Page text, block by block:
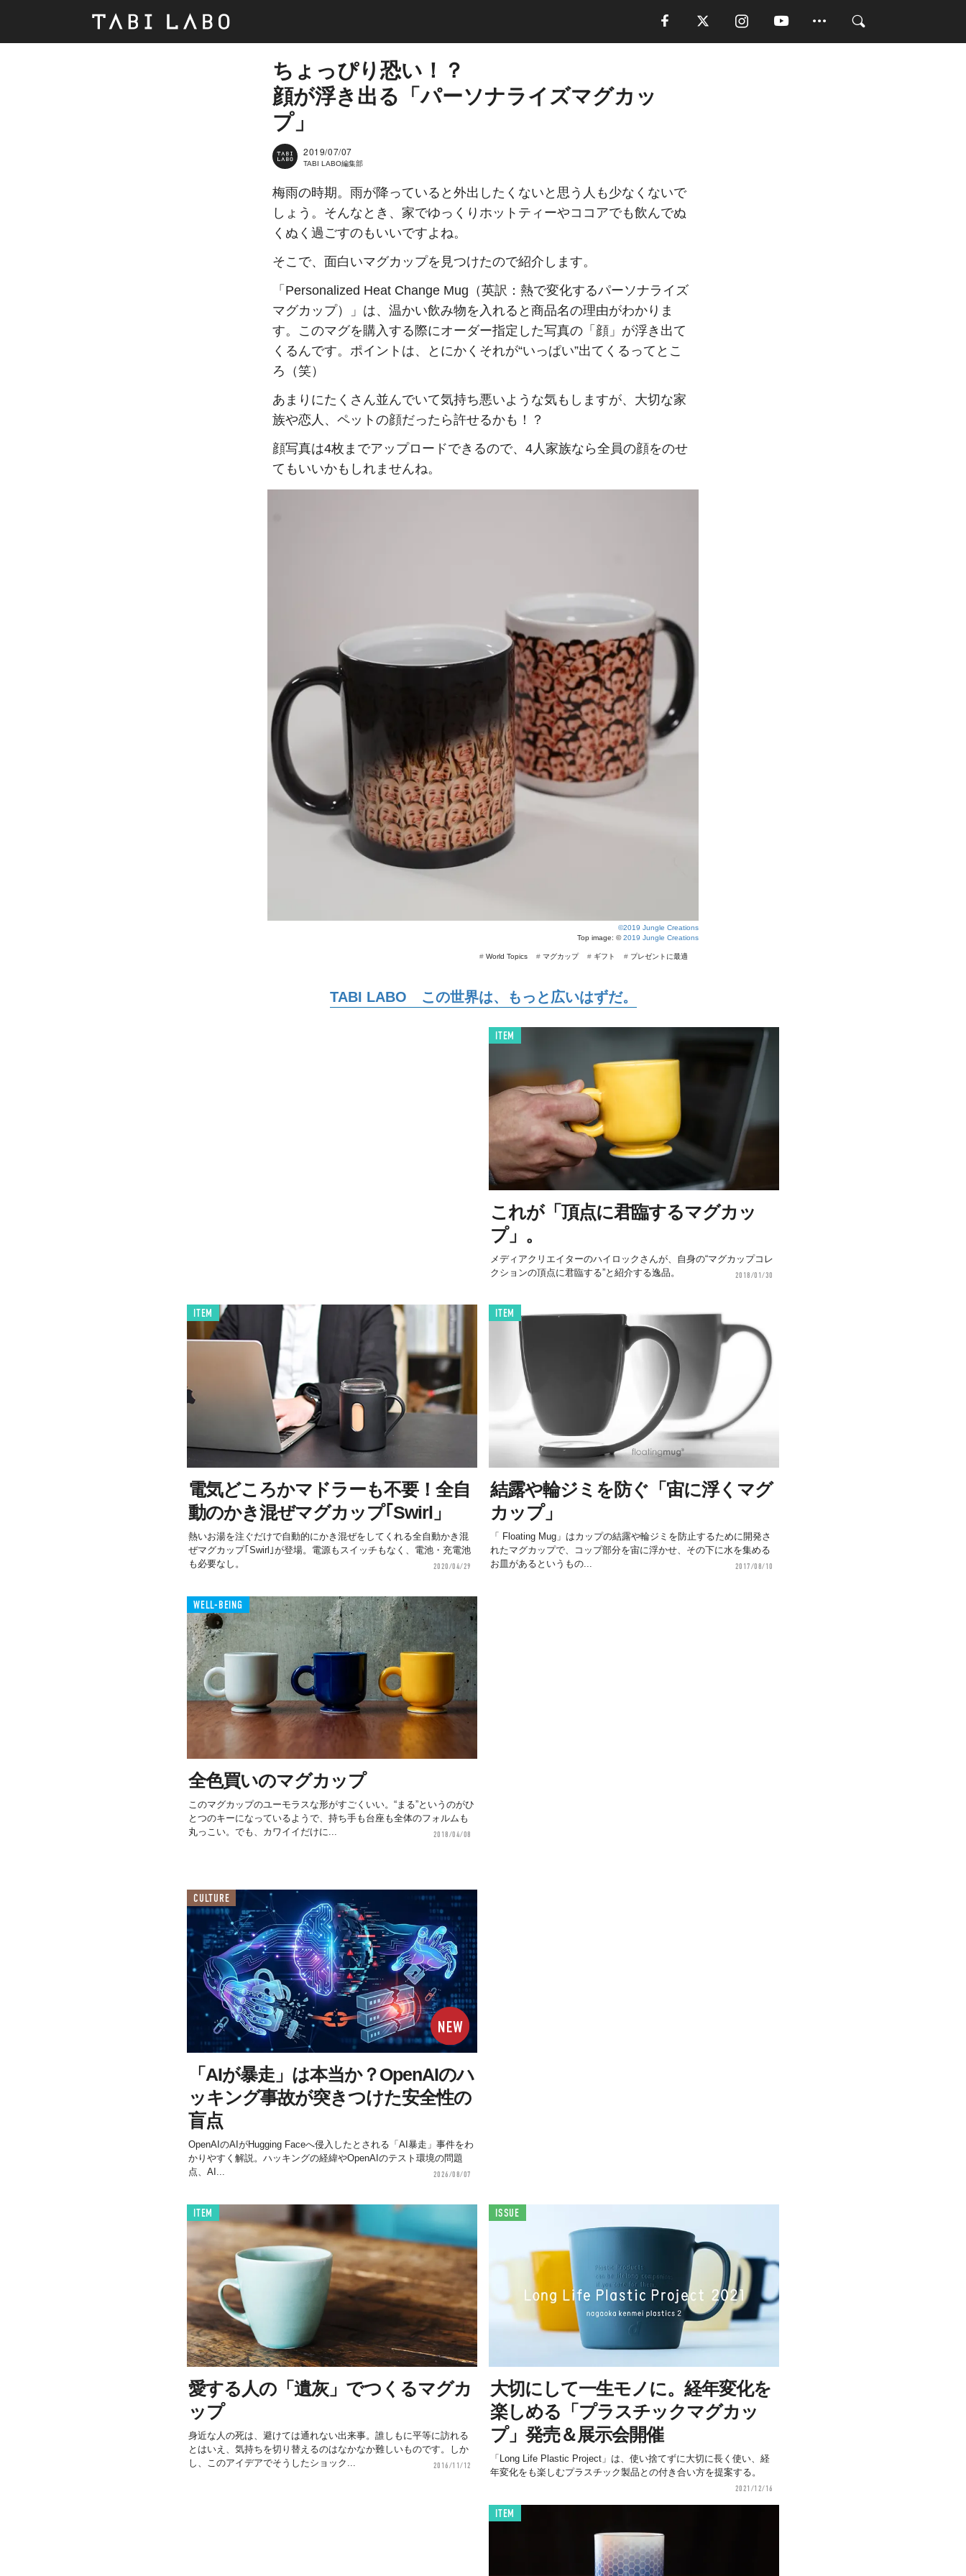
ちょっぴり恐い！？
顔が浮き出る「パーソナライズマグカッ
プ」
2019/07/07
TABI LABO編集部
梅雨の時期。雨が降っていると外出したくないと思う人も少なくないで
しょう。そんなとき、家でゆっくりホットティーやココアでも飲んでぬ
くぬく過ごすのもいいですよね。
そこで、面白いマグカップを見つけたので紹介します。
「Personalized Heat Change Mug（英訳：熱で変化するパーソナライズ
マグカップ）」は、温かい飲み物を入れると商品名の理由がわかりま
す。このマグを購入する際にオーダー指定した写真の「顔」が浮き出て
くるんです。ポイントは、とにかくそれが“いっぱい”出てくるってとこ
ろ（笑）
あまりにたくさん並んでいて気持ち悪いような気もしますが、大切な家
族や恋人、ペットの顔だったら許せるかも！？
顔写真は4枚までアップロードできるので、4人家族なら全員の顔をのせ
てもいいかもしれませんね。
©2019 Jungle Creations
Top image: ©2019 Jungle Creations
# プレゼントに最適
# ギフト
# マグカップ
# World Topics
TABI LABO この世界は、もっと広いはずだ。
ITEM
これが「頂点に君臨するマグカッ
プ」。
メディアクリエイターのハイロックさんが、自身の“マグカップコレ
クションの頂点に君臨する”と紹介する逸品。
2018/01/30
ITEM
電気どころかマドラーも不要！全自
動のかき混ぜマグカップ｢Swirl」
熱いお湯を注ぐだけで自動的にかき混ぜをしてくれる全自動かき混
ぜマグカップ｢Swirl｣が登場。電源もスイッチもなく、電池・充電池
も必要なし。
2020/04/29
ITEM
結露や輪ジミを防ぐ「宙に浮くマグ
カップ」
「 Floating Mug」はカップの結露や輪ジミを防止するために開発さ
れたマグカップで、コップ部分を宙に浮かせ、その下に水を集める
お皿があるというもの...
2017/08/10
WELL-BEING
全色買いのマグカップ
このマグカップのユーモラスな形がすごくいい。“まる”というのがひ
とつのキーになっているようで、持ち手も台座も全体のフォルムも
丸っこい。でも、カワイイだけに...
2018/04/08
CULTURE
「AIが暴走」は本当か？OpenAIのハ
ッキング事故が突きつけた安全性の
盲点
OpenAIのAIがHugging Faceへ侵入したとされる「AI暴走」事件をわ
かりやすく解説。ハッキングの経緯やOpenAIのテスト環境の問題
点、AI...
2026/08/07
ITEM
愛する人の「遺灰」でつくるマグカ
ップ
身近な人の死は、避けては通れない出来事。誰しもに平等に訪れる
とはいえ、気持ちを切り替えるのはなかなか難しいものです。しか
し、このアイデアでそうしたショック...
2016/11/12
ISSUE
大切にして一生モノに。経年変化を
楽しめる「プラスチックマグカッ
プ」発売＆展示会開催
「Long Life Plastic Project」は、使い捨てずに大切に長く使い、経
年変化をも楽しむプラスチック製品との付き合い方を提案する。
2021/12/16
ITEM